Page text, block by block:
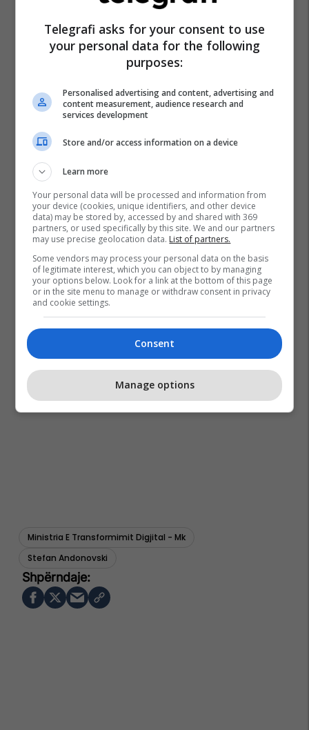
Ministria E Transformimit Digjital - Mk
Stefan Andonovski
Telegrafi asks for your consent to use
your personal data for the following
purposes:
Personalised advertising and content, advertising and
content measurement, audience research and
services development
Store and/or access information on a device
Learn more
Your personal data will be processed and information from
your device (cookies, unique identifiers, and other device
data) may be stored by, accessed by and shared with 369
partners, or used specifically by this site. We and our partners
may use precise geolocation data. List of partners.
Some vendors may process your personal data on the basis
of legitimate interest, which you can object to by managing
your options below. Look for a link at the bottom of this page
or in the site menu to manage or withdraw consent in privacy
and cookie settings.
Consent
Manage options